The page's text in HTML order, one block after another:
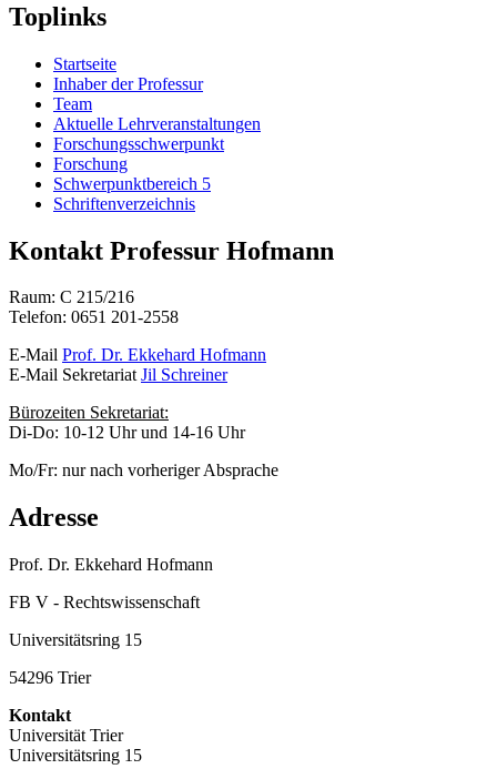
Toplinks
Startseite
Inhaber der Professur
Team
Aktuelle Lehrveranstaltungen
Forschungsschwerpunkt
Forschung
Schwerpunktbereich 5
Schriftenverzeichnis
Kontakt Professur Hofmann
Raum: C 215/216
Telefon: 0651 201-2558
E-Mail Prof. Dr. Ekkehard Hofmann
E-Mail SekretariatJil Schreiner
Bürozeiten Sekretariat:
Di-Do: 10-12 Uhr und 14-16 Uhr
Mo/Fr: nur nach vorheriger Absprache
Adresse
Prof. Dr. Ekkehard Hofmann
FB V - Rechtswissenschaft
Universitätsring 15
54296 Trier
Kontakt
Universität Trier
Universitätsring 15